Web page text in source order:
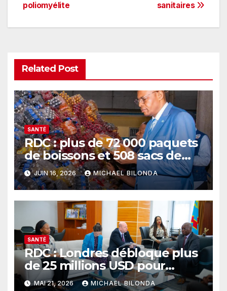
sanitaires
poliomyélite
Related Post
SANTÉ
RDC : plus de 72 000 paquets
de boissons et 508 sacs de
farine impropres à la
consommation saisis à
Kisangani
JUIN 16, 2026 MICHAEL BILONDA
SANTÉ
RDC : Londres débloque plus
de 25 millions USD pour
soutenir la riposte contre
MAI 21, 2026 MICHAEL BILONDA